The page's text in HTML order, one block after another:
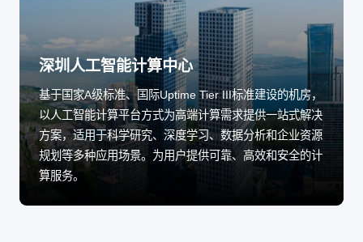
深圳人工智能计算中心
基于国家A级标准、国际Uptime Tier III标准建设的机房，
以人工智能计算平台方式为高端计算需求提供一站式解决
方案，适用于科学研究、深度学习、数据分析和企业资源
规划等多种应用场景。为用户提供可靠、高效和安全的计
算服务。